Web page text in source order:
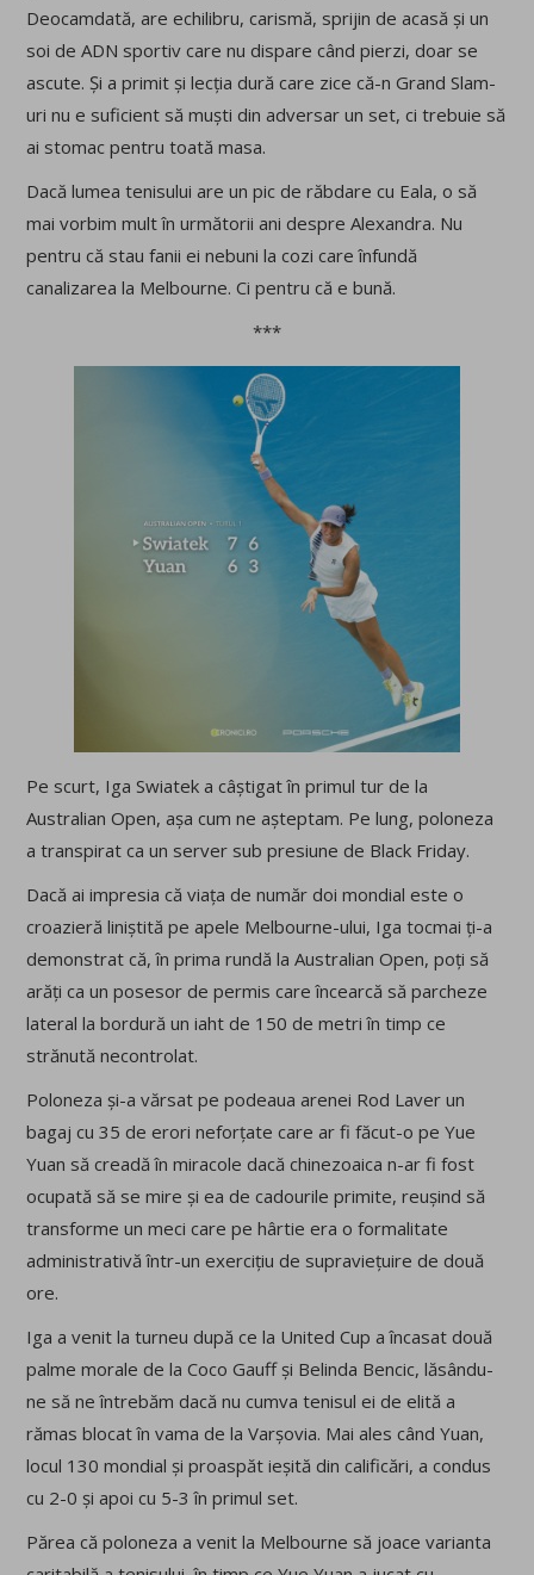
Deocamdată, are echilibru, carismă, sprijin de acasă și un
soi de ADN sportiv care nu dispare când pierzi, doar se
ascute. Și a primit și lecția dură care zice că-n Grand Slam-
uri nu e suficient să muști din adversar un set, ci trebuie să
ai stomac pentru toată masa.
Dacă lumea tenisului are un pic de răbdare cu Eala, o să
mai vorbim mult în următorii ani despre Alexandra. Nu
pentru că stau fanii ei nebuni la cozi care înfundă
canalizarea la Melbourne. Ci pentru că e bună.
***
Pe scurt, Iga Swiatek a câștigat în primul tur de la
Australian Open, așa cum ne așteptam. Pe lung, poloneza
a transpirat ca un server sub presiune de Black Friday.
Dacă ai impresia că viața de număr doi mondial este o
croazieră liniștită pe apele Melbourne-ului, Iga tocmai ți-a
demonstrat că, în prima rundă la Australian Open, poți să
arăți ca un posesor de permis care încearcă să parcheze
lateral la bordură un iaht de 150 de metri în timp ce
strănută necontrolat.
Poloneza și-a vărsat pe podeaua arenei Rod Laver un
bagaj cu 35 de erori neforțate care ar fi făcut-o pe Yue
Yuan să creadă în miracole dacă chinezoaica n-ar fi fost
ocupată să se mire și ea de cadourile primite, reușind să
transforme un meci care pe hârtie era o formalitate
administrativă într-un exercițiu de supraviețuire de două
ore.
Iga a venit la turneu după ce la United Cup a încasat două
palme morale de la Coco Gauff și Belinda Bencic, lăsându-
ne să ne întrebăm dacă nu cumva tenisul ei de elită a
rămas blocat în vama de la Varșovia. Mai ales când Yuan,
locul 130 mondial și proaspăt ieșită din calificări, a condus
cu 2-0 și apoi cu 5-3 în primul set.
Părea că poloneza a venit la Melbourne să joace varianta